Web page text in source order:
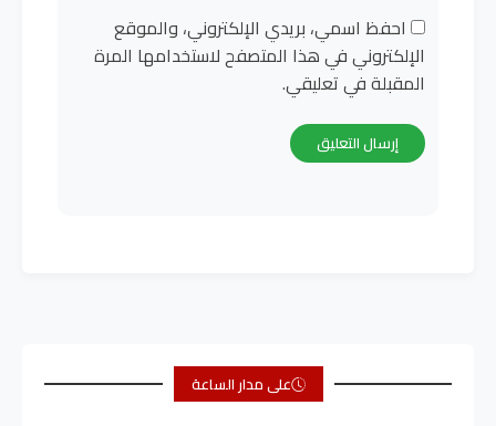
احفظ اسمي، بريدي الإلكتروني، والموقع
الإلكتروني في هذا المتصفح لاستخدامها المرة
المقبلة في تعليقي.
على مدار الساعة